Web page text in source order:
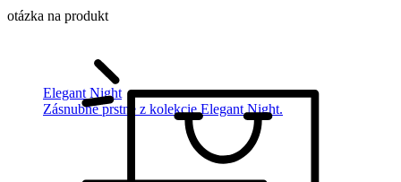
Elegant Night
Zásnubné prstne z kolekcie Elegant Night.
otázka na produkt